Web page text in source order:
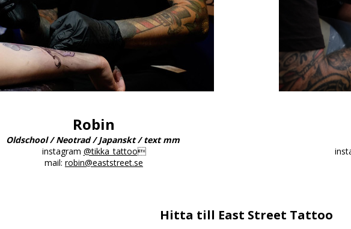
Robin
Oldschool / Neotrad / Japanskt / text mm
instagram @tikka_tattoo
mail: robin@eaststreet.se
Hitta till East Street Tattoo